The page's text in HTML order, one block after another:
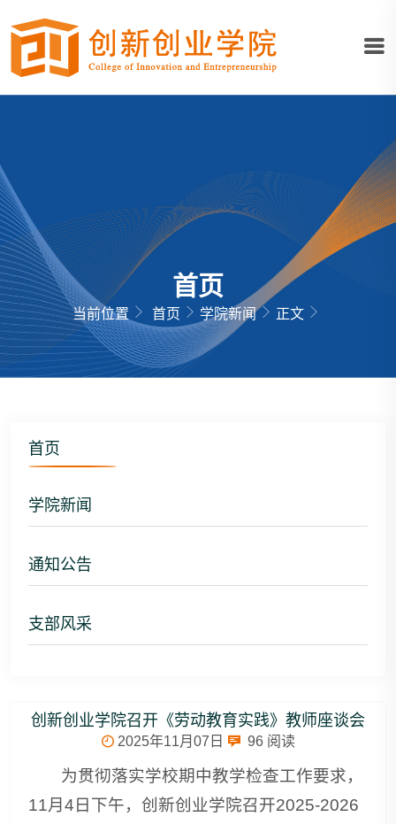
首页
当前位置 首页 学院新闻 正文
首页
学院新闻
通知公告
支部风采
创新创业学院召开《劳动教育实践》教师座谈会
2025年11月07日 96 阅读
为贯彻落实学校期中教学检查工作要求，
11月4日下午，创新创业学院召开2025-2026